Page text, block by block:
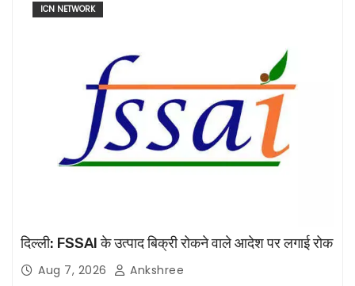
ICN NETWORK
दिल्ली: FSSAI के उत्पाद बिक्री रोकने वाले आदेश पर लगाई रोक
Aug 7, 2026 Ankshree